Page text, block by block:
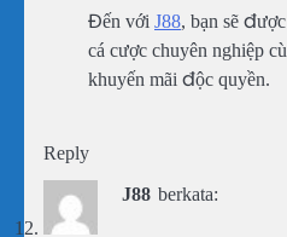
Đến với J88, bạn sẽ
cá cược chuyên nghiệp
khuyến mãi độc quyền.
Reply
J88 berkata: